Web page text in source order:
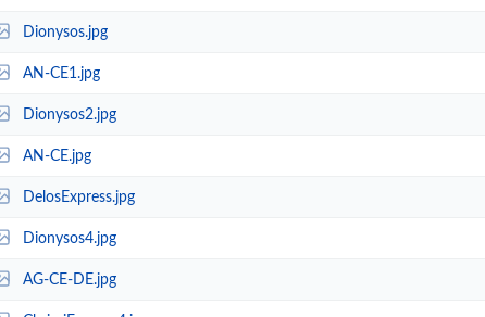
Dionysos.jpg
AN-CE1.jpg
Dionysos2.jpg
AN-CE.jpg
DelosExpress.jpg
Dionysos4.jpg
AG-CE-DE.jpg